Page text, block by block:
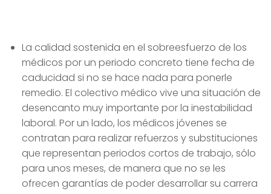
La calidad sostenida en el sobreesfuerzo de los
médicos por un periodo concreto tiene fecha de
caducidad si no se hace nada para ponerle
remedio. El colectivo médico vive una situación de
desencanto muy importante por la inestabilidad
laboral. Por un lado, los médicos jóvenes se
contratan para realizar refuerzos y substituciones
que representan periodos cortos de trabajo, sólo
para unos meses, de manera que no se les
ofrecen garantías de poder desarrollar su carrera